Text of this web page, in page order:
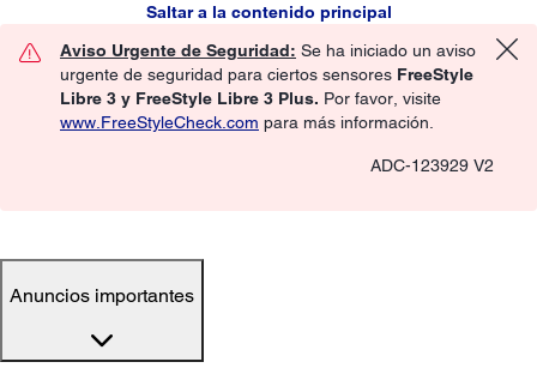
Saltar a la contenido principal
Aviso Urgente de Seguridad: Se ha iniciado un aviso
urgente de seguridad para ciertos sensores FreeStyle
Libre 3 y FreeStyle Libre 3 Plus. Por favor, visite
www.FreeStyleCheck.com para más información.
ADC-123929 V2
Anuncios importantes